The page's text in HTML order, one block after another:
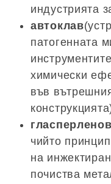
индустрията
автоклав
патогенната
химически
във
чийто
на
почиства